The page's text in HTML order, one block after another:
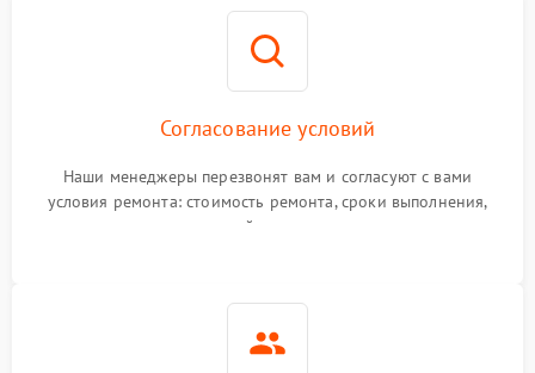
Согласование условий
Наши менеджеры перезвонят вам и согласуют с вами
условия ремонта: стоимость ремонта, сроки выполнения,
гарантийные условия